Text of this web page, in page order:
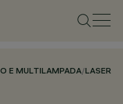
E MULTILAMPADA/LASER